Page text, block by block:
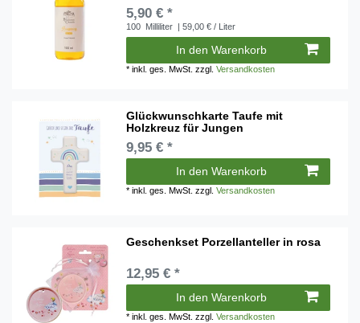
5,90 € *
100 Milliliter | 59,00 € / Liter
In den Warenkorb
*inkl. ges. MwSt. zzgl.Versandkosten
Glückwunschkarte Taufe mit
Holzkreuz für Jungen
9,95 € *
In den Warenkorb
*inkl. ges. MwSt. zzgl.Versandkosten
Geschenkset Porzellanteller in rosa
12,95 € *
In den Warenkorb
*inkl. ges. MwSt. zzgl.Versandkosten